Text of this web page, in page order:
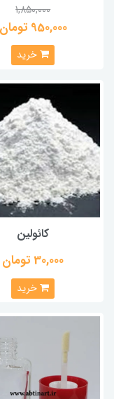
1,850,000
950,000 تومان
خرید
کائولین
30,000 تومان
خرید